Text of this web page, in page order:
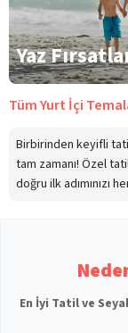
Yaz
TümYurt İçi
Birbirinden keyifli
tam zamanı! Özel
doğru ilk adımınızı
En İyi Tatil ve